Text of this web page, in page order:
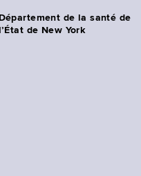
Département de la santé de
l’État de New York